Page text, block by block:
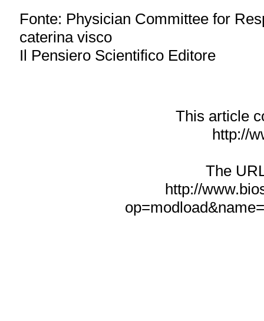
Fonte: Physician Committee for
caterina visco
Il Pensiero Scientifico Editore
This article
http://
The
http://